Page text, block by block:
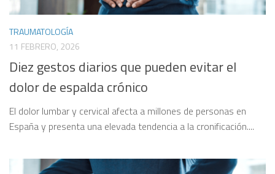
TRAUMATOLOGÍA
11 FEBRERO, 2026
Diez gestos diarios que pueden evitar el
dolor de espalda crónico
El dolor lumbar y cervical afecta a millones de personas en
España y presenta una elevada tendencia a la cronificación....